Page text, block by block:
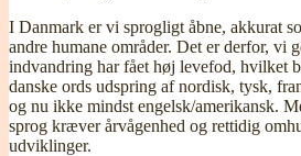
I Danmark er vi sprogligt åbne, akkurat
andre humane områder. Det er derfor, vi
indvandring har fået høj levefod, hvilket
danske ords udspring af nordisk, tysk,
og nu ikke mindst engelsk/amerikansk.
sprog kræver årvågenhed og rettidig
udviklinger.